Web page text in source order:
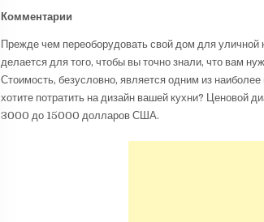
Комментарии
Прежде чем переоборудовать свой дом для уличной
делается для того, чтобы вы точно знали, что вам
Стоимость, безусловно, является одним из
хотите потратить на дизайн вашей кухни? Ценовой
3000 до 15000 долларов США.